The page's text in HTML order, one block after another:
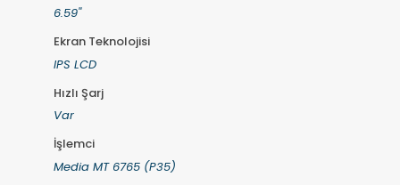
6.59''
Ekran Teknolojisi
IPS LCD
Hızlı Şarj
Var
İşlemci
Media MT 6765 (P35)